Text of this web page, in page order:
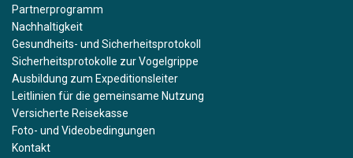
Partnerprogramm
Nachhaltigkeit
Gesundheits- und Sicherheitsprotokoll
Sicherheitsprotokolle zur Vogelgrippe
Ausbildung zum Expeditionsleiter
Leitlinien für die gemeinsame Nutzung
Versicherte Reisekasse
Foto- und Videobedingungen
Kontakt